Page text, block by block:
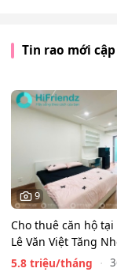
Tin rao mới
9
Cho thuê căn hộ tại
Lê Văn Việt Tăng
Quận 9(cũ) Thủ…
5.8 triệu/tháng